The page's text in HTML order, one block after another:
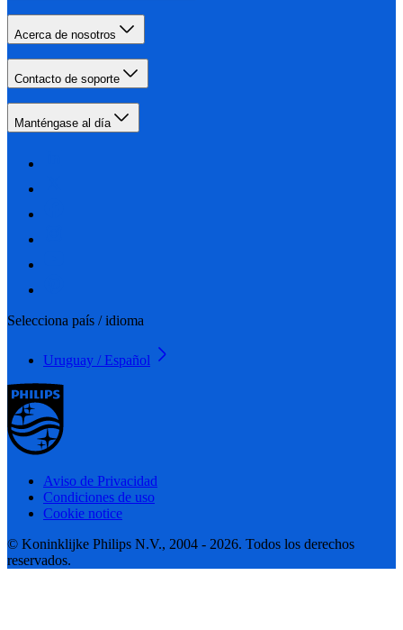
Acerca de nosotros
Contacto de soporte
Manténgase al día
Selecciona país / idioma
Uruguay / Español
Aviso de Privacidad
Condiciones de uso
Cookie notice
© Koninklijke Philips N.V., 2004 - 2026. Todos los derechos
reservados.